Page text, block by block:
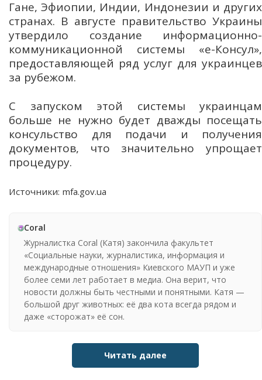
Гане, Эфиопии, Индии, Индонезии и других
странах. В августе правительство Украины
утвердило создание информационно-
коммуникационной системы «е-Консул»,
предоставляющей ряд услуг для украинцев
за рубежом.
С запуском этой системы украинцам
больше не нужно будет дважды посещать
консульство для подачи и получения
документов, что значительно упрощает
процедуру.
Источники: mfa.gov.ua
Coral
Журналистка Coral (Катя) закончила факультет
«Социальные науки, журналистика, информация и
международные отношения» Киевского МАУП и уже
более семи лет работает в медиа. Она верит, что
новости должны быть честными и понятными. Катя —
большой друг животных: её два кота всегда рядом и
даже «сторожат» её сон.
Читать далее